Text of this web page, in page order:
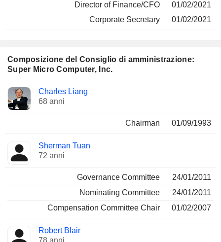
Director of Finance/CFO
01/02/2021
Corporate Secretary
01/02/2021
Composizione del Consiglio di amministrazione:
Super Micro Computer, Inc.
Amministratore Comitati
Charles Liang
68 anni
Chairman 01/09/1993
Sherman Tuan
72 anni
Governance Committee
24/01/2011
Nominating Committee
24/01/2011
Compensation Committee Chair
01/02/2007
Robert Blair
78 anni